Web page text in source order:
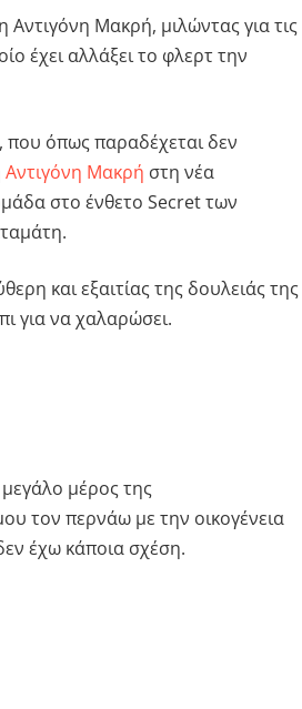
Αντιγόνη Μακρή, μιλώντας για τις
έχει αλλάξει το φλερτ την
που όπως παραδέχεται δεν
Αντιγόνη Μακρή στη νέα
στο ένθετο Secret των
και εξαιτίας της δουλειάς της
για να χαλαρώσει.
μέρος της
τον περνάω με την οικογένεια
έχω κάποια σχέση.